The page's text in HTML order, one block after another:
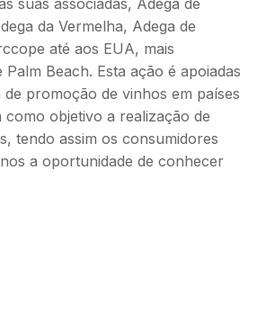
suas associadas, Adega de
da Vermelha, Adega de
até aos EUA, mais
Beach. Esta ação é apoiadas
promoção de vinhos em países
como objetivo a realização de
tendo assim os consumidores
a oportunidade de conhecer